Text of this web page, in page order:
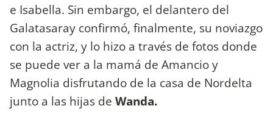
e Isabella. Sin embargo, el delantero del
Galatasaray confirmó, finalmente, su noviazgo
con la actriz, y lo hizo a través de fotos donde
se puede ver a la mamá de Amancio y
Magnolia disfrutando de la casa de Nordelta
junto a las hijas de Wanda.